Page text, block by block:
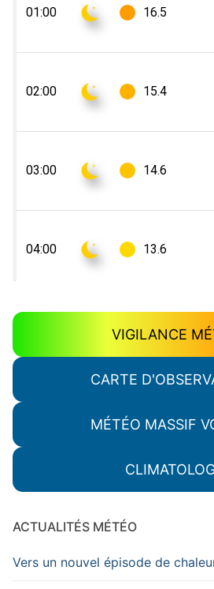
VIGILANCE
CARTE
MÉTÉO MASSIF
ACTUALITÉS MÉTÉO
Vers un nouvel épisode de